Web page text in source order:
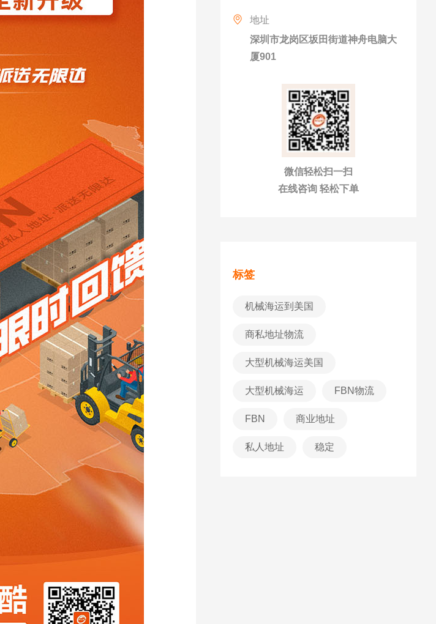
地址
深圳市龙岗区坂田街道神舟电脑大
厦901
微信轻松扫一扫
在线咨询 轻松下单
标签
机械海运到美国
商私地址物流
大型机械海运美国
大型机械海运 FBN物流
FBN 商业地址
私人地址 稳定